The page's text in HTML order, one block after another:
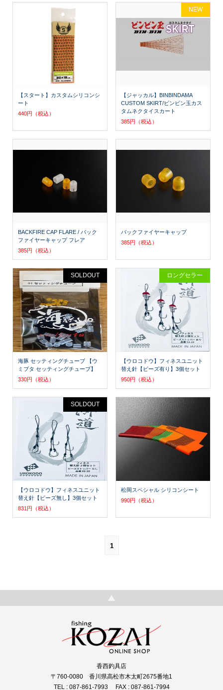
【スタート】カスタムシリコンシ
ート
440円（税込）
【ジャッカル】BINBINDAMA
CUSTOM SKIRT/ビンビン玉カス
タムネクタイスカート
385円（税込）
NEW
BACKFIRE CAP FLARE / バック
ファイヤーキャップ フレア
385円（税込）
バックファイヤーキャップ
385円（税込）
海豚 セッティングチューブ 【ウ
ミブタ セッティングチューブ】
330円（税込）
SOLDOUT
【ウロコドウ】フィネスユニット
替え針【ビーズ有り】3個セット
950円（税込）
ロングセラー
【ウロコドウ】フィネスユニット
替え針【ビーズ無し】3個セット
831円（税込）
SOLDOUT
松岡スペシャル シリコンシート
990円（税込）
1
香西釣具店
〒760-0080 香川県高松市木太町2675番地1
TEL : 087-861-7993 FAX : 087-861-7994